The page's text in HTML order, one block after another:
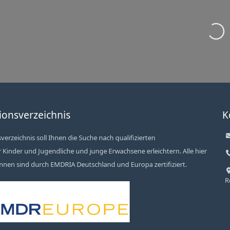
Wird geladen …
soll Ihnen die Suche nach qualifizierten
und Jugendliche und junge Erwachsene erleichtern. Alle hier
sind durch EMDRIA Deutschland und Europa zertifiziert.